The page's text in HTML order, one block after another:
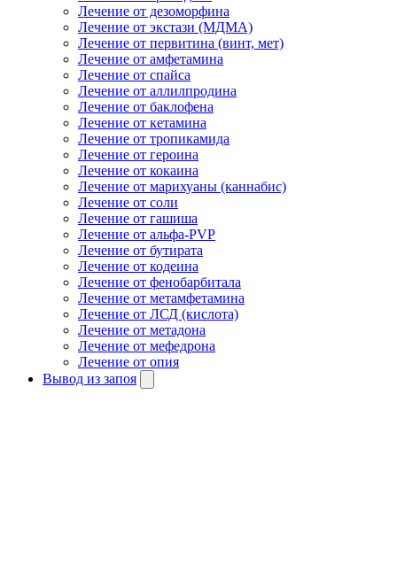
Лечение от дезоморфина
Лечение от экстази (МДМА)
Лечение от первитина (винт, мет)
Лечение от амфетамина
Лечение от спайса
Лечение от аллилпродина
Лечение от баклофена
Лечение от кетамина
Лечение от тропикамида
Лечение от героина
Лечение от кокаина
Лечение от марихуаны (каннабис)
Лечение от соли
Лечение от гашиша
Лечение от альфа-PVP
Лечение от бутирата
Лечение от кодеина
Лечение от фенобарбитала
Лечение от метамфетамина
Лечение от ЛСД (кислота)
Лечение от метадона
Лечение от мефедрона
Лечение от опия
Вывод из запоя